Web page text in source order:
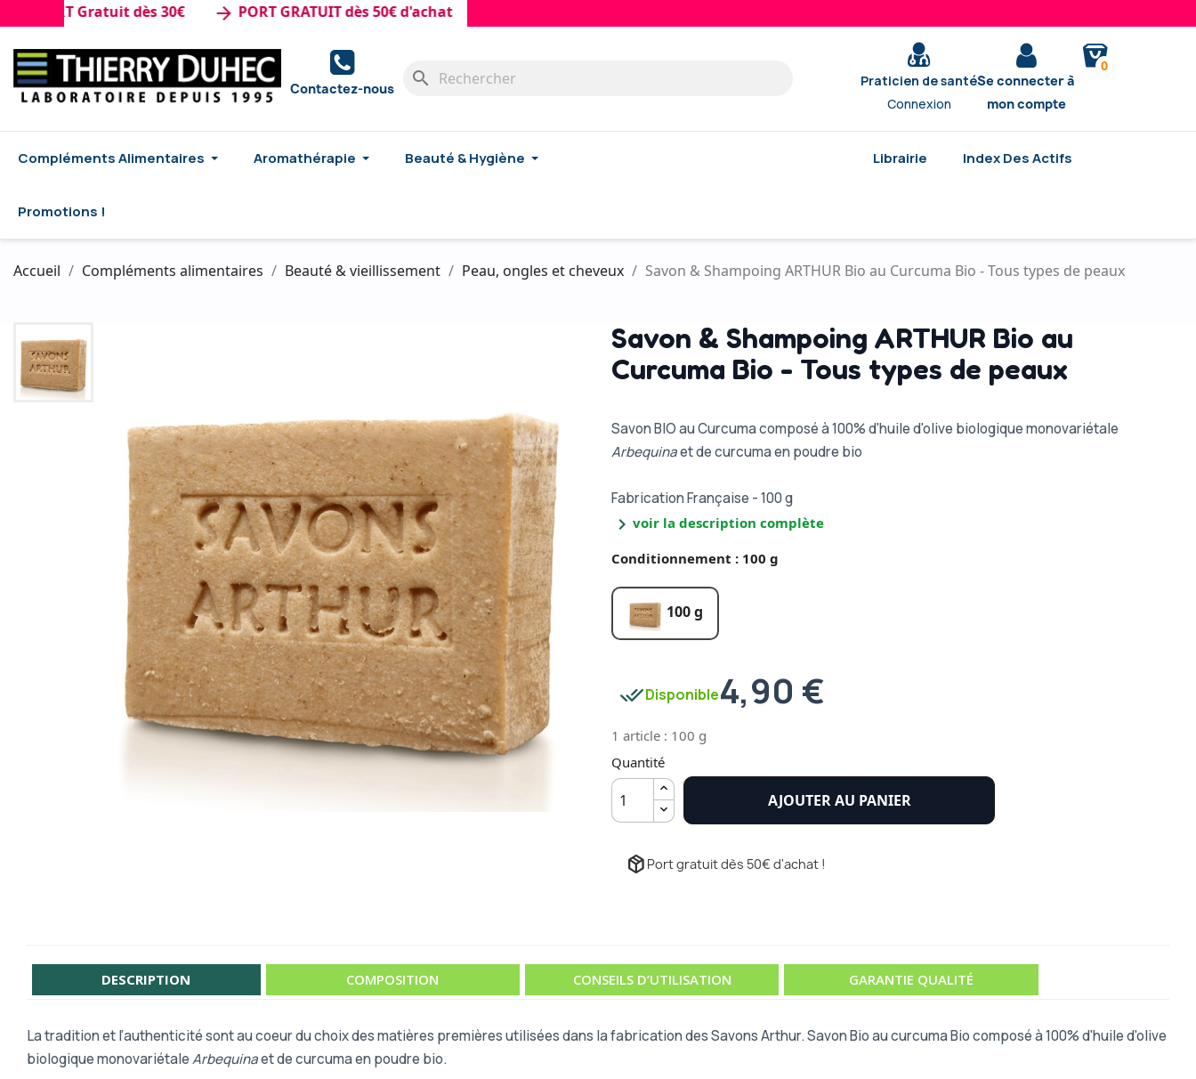
Gratuit dès 30€ arrow_forward PORT GRATUIT dès 50€ d'achat
Contactez-nous search
Praticien de santé
Connexion
Se connecter à
mon compte
0
Compléments Alimentaires Aromathérapie Beauté & Hygiène Librairie Index Des Actifs
Promotions !
Accueil Compléments alimentaires Beauté & vieillissement Peau, ongles et cheveux Savon & Shampoing ARTHUR Bio au Curcuma Bio - Tous types de peaux
Savon & Shampoing ARTHUR Bio au
Curcuma Bio - Tous types de peaux
Savon BIO au Curcuma composé à 100% d'huile d'olive biologique monovariétale
Arbequinaet de curcuma en poudre bio
Fabrication Française - 100 g
chevron_right voir la description complète
Conditionnement : 100 g
100 g
done_allDisponible4,90 €
1 article : 100 g
Quantité
AJOUTER AU PANIER
package_2 Port gratuit dès 50€ d'achat !
DESCRIPTION COMPOSITION CONSEILS D’UTILISATION GARANTIE QUALITÉ
La tradition et l’authenticité sont au coeur du choix des matières premières utilisées dans la fabrication des Savons Arthur. Savon Bio au curcuma Bio composé à 100% d'huile d'olive
biologique monovariétaleArbequinaet de curcuma en poudre bio.